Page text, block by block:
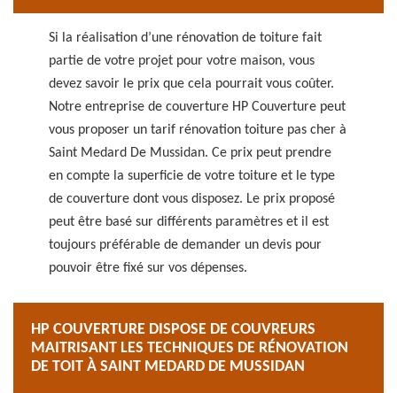
Si la réalisation d’une rénovation de toiture fait
partie de votre projet pour votre maison, vous
devez savoir le prix que cela pourrait vous coûter.
Notre entreprise de couverture HP Couverture peut
vous proposer un tarif rénovation toiture pas cher à
Saint Medard De Mussidan. Ce prix peut prendre
en compte la superficie de votre toiture et le type
de couverture dont vous disposez. Le prix proposé
peut être basé sur différents paramètres et il est
toujours préférable de demander un devis pour
pouvoir être fixé sur vos dépenses.
HP COUVERTURE DISPOSE DE COUVREURS
MAITRISANT LES TECHNIQUES DE RÉNOVATION
DE TOIT À SAINT MEDARD DE MUSSIDAN